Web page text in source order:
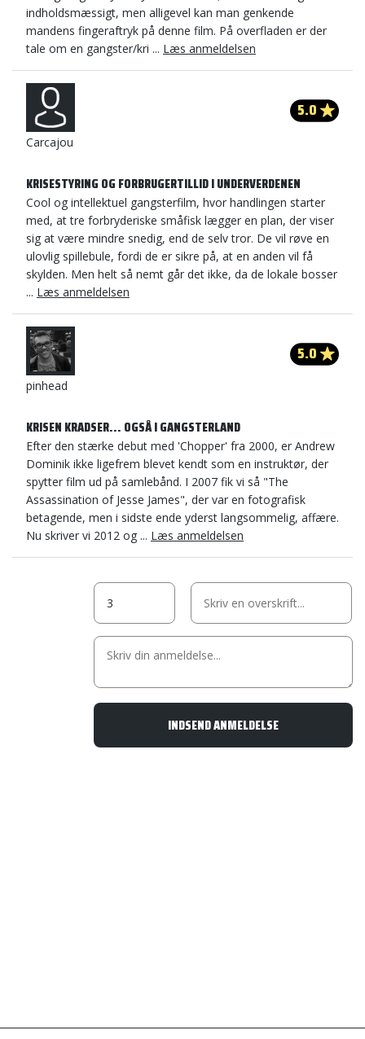
indholdsmæssigt, men alligevel kan man genkende
mandens fingeraftryk på denne film. På overfladen er der
tale om en gangster/kri ... Læs anmeldelsen
Carcajou
5.0
KRISESTYRING OG FORBRUGERTILLID I UNDERVERDENEN
Cool og intellektuel gangsterfilm, hvor handlingen starter
med, at tre forbryderiske småfisk lægger en plan, der viser
sig at være mindre snedig, end de selv tror. De vil røve en
ulovlig spillebule, fordi de er sikre på, at en anden vil få
skylden. Men helt så nemt går det ikke, da de lokale bosser
... Læs anmeldelsen
pinhead
5.0
KRISEN KRADSER... OGSÅ I GANGSTERLAND
Efter den stærke debut med 'Chopper' fra 2000, er Andrew
Dominik ikke ligefrem blevet kendt som en instruktør, der
spytter film ud på samlebånd. I 2007 fik vi så "The
Assassination of Jesse James", der var en fotografisk
betagende, men i sidste ende yderst langsommelig, affære.
Nu skriver vi 2012 og ... Læs anmeldelsen